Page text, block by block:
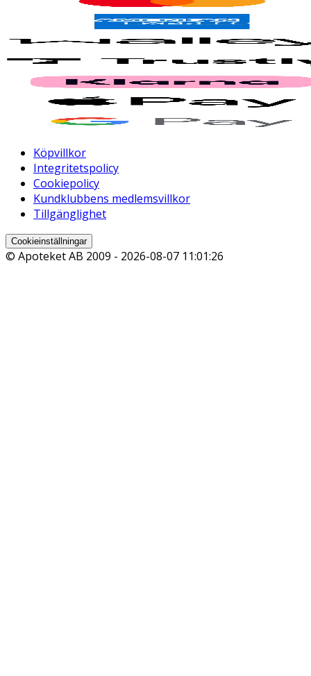
Köpvillkor
Integritetspolicy
Cookiepolicy
Kundklubbens medlemsvillkor
Tillgänglighet
Cookieinställningar
© Apoteket AB 2009 - 2026-08-07 11:01:26